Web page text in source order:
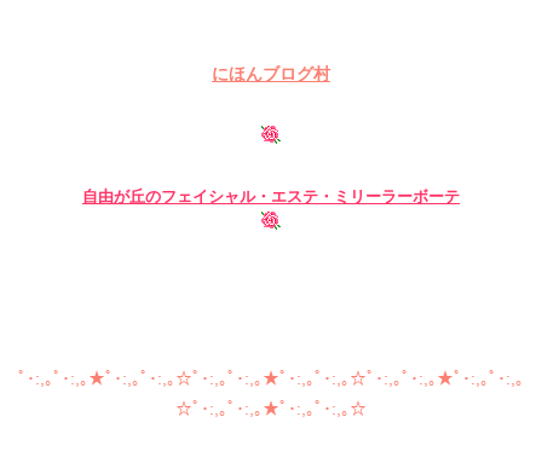
にほんブログ村
自由が丘のフェイシャル・ エステ・ミリーラーボーテ
ﾟ･:,｡ﾟ･:,｡★ﾟ･:,｡ﾟ･:,｡☆ﾟ･:,｡ﾟ･:,｡★ﾟ･:,｡ﾟ･:,｡☆ﾟ･:,｡ﾟ･:,｡★ﾟ･:,｡ﾟ･:,｡
☆ﾟ･:,｡ﾟ･:,｡★ﾟ･:,｡ﾟ･:,｡☆